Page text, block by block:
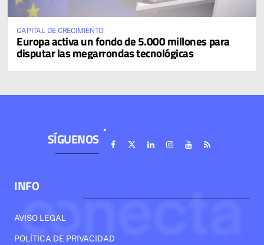
CAPITAL DE CRECIMIENTO
Europa activa un fondo de 5.000 millones para
disputar las megarrondas tecnológicas
SÍGUENOS
INFO
AVISO LEGAL
POLÍTICA DE PRIVACIDAD